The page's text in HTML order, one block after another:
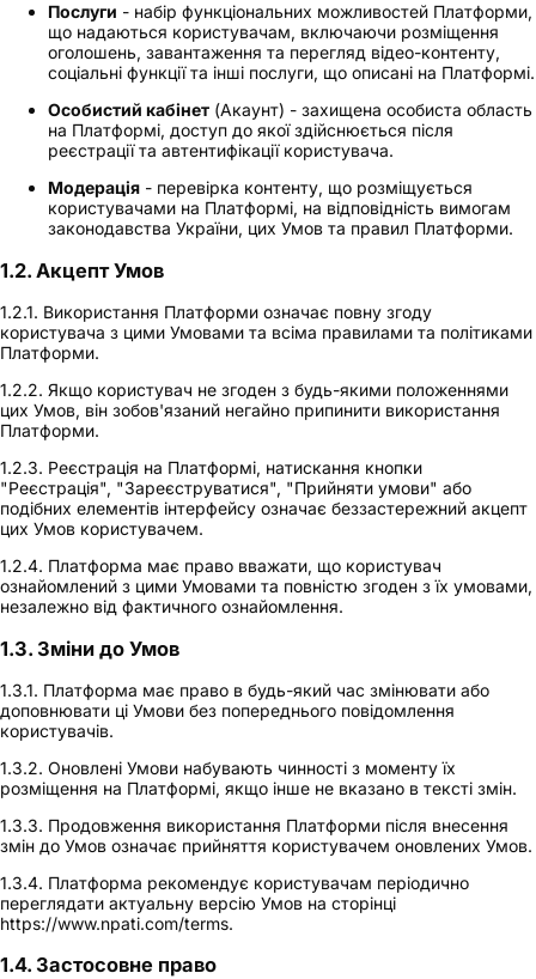
Послуги - набір функціональних можливостей Платформи,
що надаються користувачам, включаючи розміщення
оголошень, завантаження та перегляд відео-контенту,
соціальні функції та інші послуги, що описані на Платформі.
Особистий кабінет (Акаунт) - захищена особиста область
на Платформі, доступ до якої здійснюється після
реєстрації та автентифікації користувача.
Модерація - перевірка контенту, що розміщується
користувачами на Платформі, на відповідність вимогам
законодавства України, цих Умов та правил Платформи.
1.2. Акцепт Умов
1.2.1. Використання Платформи означає повну згоду
користувача з цими Умовами та всіма правилами та політиками
Платформи.
1.2.2. Якщо користувач не згоден з будь-якими положеннями
цих Умов, він зобов'язаний негайно припинити використання
Платформи.
1.2.3. Реєстрація на Платформі, натискання кнопки
"Реєстрація", "Зареєструватися", "Прийняти умови" або
подібних елементів інтерфейсу означає беззастережний акцепт
цих Умов користувачем.
1.2.4. Платформа має право вважати, що користувач
ознайомлений з цими Умовами та повністю згоден з їх умовами,
незалежно від фактичного ознайомлення.
1.3. Зміни до Умов
1.3.1. Платформа має право в будь-який час змінювати або
доповнювати ці Умови без попереднього повідомлення
користувачів.
1.3.2. Оновлені Умови набувають чинності з моменту їх
розміщення на Платформі, якщо інше не вказано в тексті змін.
1.3.3. Продовження використання Платформи після внесення
змін до Умов означає прийняття користувачем оновлених Умов.
1.3.4. Платформа рекомендує користувачам періодично
переглядати актуальну версію Умов на сторінці
https://www.npati.com/terms.
1.4. Застосовне право